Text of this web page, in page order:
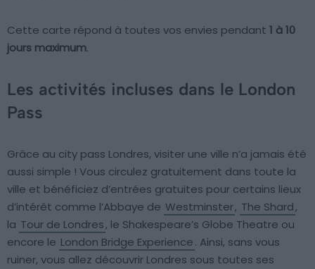
Cette carte répond à toutes vos envies pendant 1 à 10
jours maximum.
Les activités incluses dans le London
Pass
Grâce au city pass Londres, visiter une ville n’a jamais été
aussi simple ! Vous circulez gratuitement dans toute la
ville et bénéficiez d’entrées gratuites pour certains lieux
d’intérêt comme l’Abbaye de Westminster, The Shard,
la Tour de Londres, le Shakespeare’s Globe Theatre ou
encore le London Bridge Experience. Ainsi, sans vous
ruiner, vous allez découvrir Londres sous toutes ses